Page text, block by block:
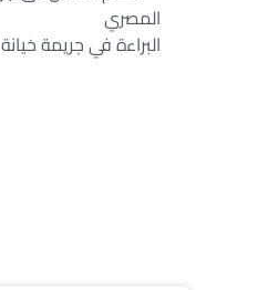
المصري
البراءة في جريمة